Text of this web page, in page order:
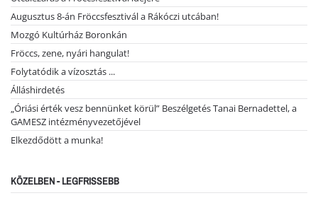
Augusztus 8-án Fröccsfesztivál a Rákóczi utcában!
Mozgó Kultúrház Boronkán
Fröccs, zene, nyári hangulat!
Folytatódik a vízosztás ...
Álláshirdetés
„Óriási érték vesz bennünket körül” Beszélgetés Tanai Bernadettel, a
GAMESZ intézményvezetőjével
Elkezdődött a munka!
KÖZELBEN - LEGFRISSEBB